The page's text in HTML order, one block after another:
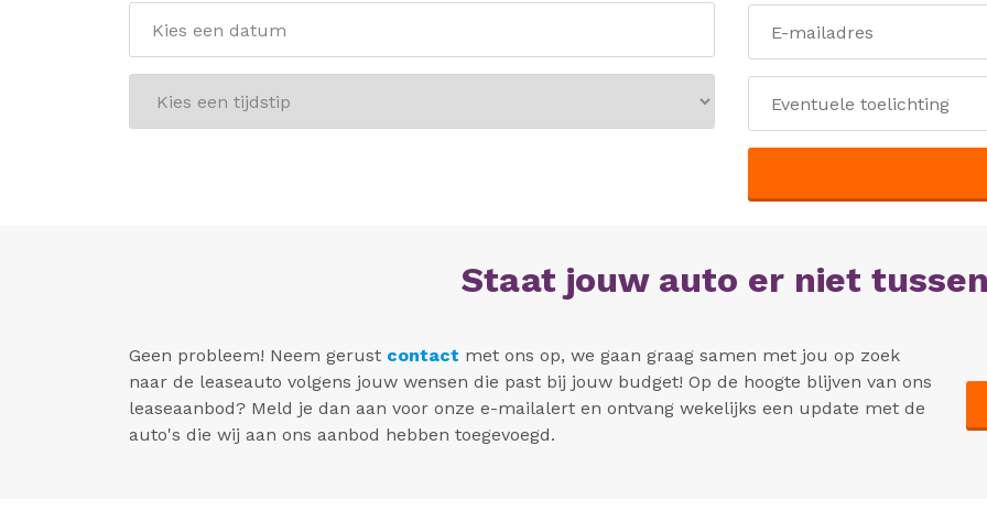
Staat jouw auto er niet
Geen probleem! Neem gerust contact met ons op, we gaan graag samen met jou op zoek
naar de leaseauto volgens jouw wensen die past bij jouw budget! Op de hoogte blijven van ons
leaseaanbod? Meld je dan aan voor onze e-mailalert en ontvang wekelijks een update met de
auto's die wij aan ons aanbod hebben toegevoegd.